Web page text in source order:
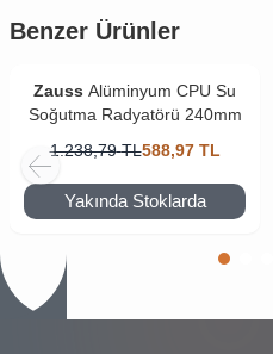
Benzer Ürünler
Zauss Alüminyum CPU Su
Soğutma Radyatörü 240mm
1.238,79 TL588,97 TL
Yakında Stoklarda